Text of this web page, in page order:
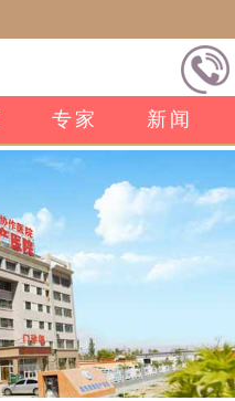
专家 新闻